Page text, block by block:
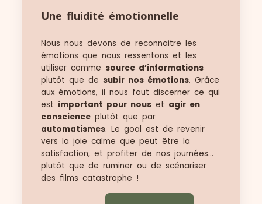
Une fluidité émotionnelle
Nous nous devons de reconnaitre les
émotions que nous ressentons et les
utiliser comme source d’informations
plutôt que de subir nos émotions. Grâce
aux émotions, il nous faut discerner ce qui
est important pour nouset agir en
conscienceplutôt que par
automatismes. Le goal est de revenir
vers la joie calme que peut être la
satisfaction, et profiter de nos journées…
plutôt que de ruminer ou de scénariser
des films catastrophe !